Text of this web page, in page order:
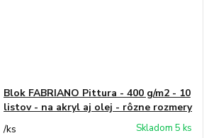
Blok FABRIANO Pittura - 400 g/m2 - 10
listov - na akryl aj olej - rôzne rozmery
/ks Skladom 5 ks